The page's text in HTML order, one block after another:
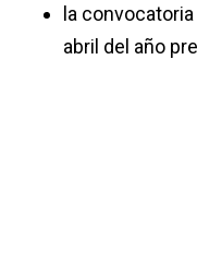
la
abril del año